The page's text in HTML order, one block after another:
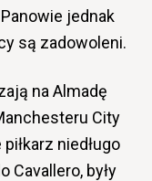
jednak
są zadowoleni.
na Almadę
City
niedługo
Cavallero, były